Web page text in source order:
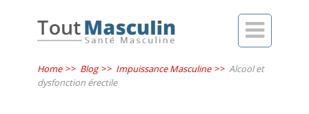

Home >> Blog >> Impuissance Masculine >> Alcool et
dysfonction érectile